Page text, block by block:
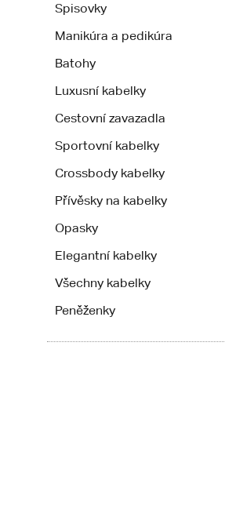
Spisovky
Manikúra a pedikúra
Batohy
Luxusní kabelky
Cestovní zavazadla
Sportovní kabelky
Crossbody kabelky
Přívěsky na kabelky
Opasky
Elegantní kabelky
Všechny kabelky
Peněženky